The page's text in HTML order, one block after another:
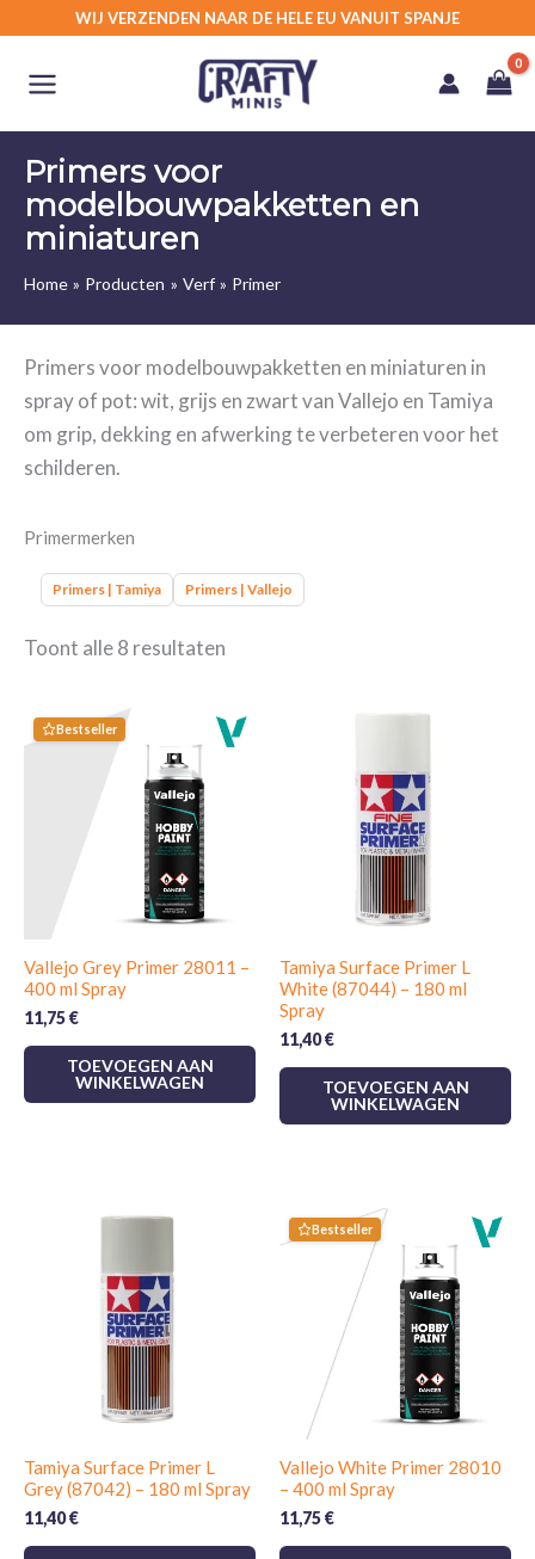
WIJ VERZENDEN NAAR DE HELE EU VANUIT SPANJE
Primers voor
modelbouwpakketten en
miniaturen
Home Producten Verf Primer
Primers voor modelbouwpakketten en miniaturen in
spray of pot: wit, grijs en zwart van Vallejo en Tamiya
om grip, dekking en afwerking te verbeteren voor het
schilderen.
Primermerken
Primers | Tamiya Primers | Vallejo
Toont alle 8 resultaten
Bestseller
Vallejo Grey Primer 28011 –
400 ml Spray
11,75€
TOEVOEGEN AAN
WINKELWAGEN
Tamiya Surface Primer L
White (87044) – 180 ml
Spray
11,40€
TOEVOEGEN AAN
WINKELWAGEN
Tamiya Surface Primer L
Grey (87042) – 180 ml Spray
11,40€
Bestseller
Vallejo White Primer 28010
– 400 ml Spray
11,75€